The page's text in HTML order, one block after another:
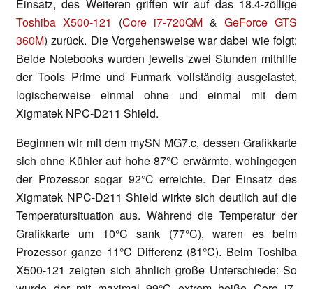
Einsatz, des Weiteren griffen wir auf das 18.4-zöllige
Toshiba X500-121
(Core i7-720QM & GeForce GTS
360M) zurück. Die Vorgehensweise war dabei wie folgt:
Beide Notebooks wurden jeweils zwei Stunden mithilfe
der Tools Prime und Furmark vollständig ausgelastet,
logischerweise einmal ohne und einmal mit dem
Xigmatek NPC-D211 Shield.
Beginnen wir mit dem mySN MG7.c, dessen Grafikkarte
sich ohne Kühler auf hohe 87°C erwärmte, wohingegen
der Prozessor sogar 92°C erreichte. Der Einsatz des
Xigmatek NPC-D211 Shield wirkte sich deutlich auf die
Temperatursituation aus. Während die Temperatur der
Grafikkarte um 10°C sank (77°C), waren es beim
Prozessor ganze 11°C Differenz (81°C). Beim Toshiba
X500-121 zeigten sich ähnlich große Unterschiede: So